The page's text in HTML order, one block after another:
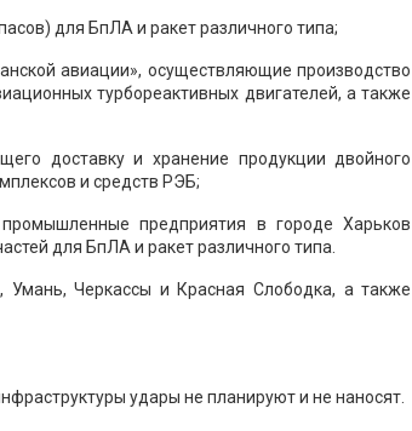
для БпЛА и ракет различного типа;
авиации», осуществляющие производство
турбореактивных двигателей, а также
доставку и хранение продукции двойного
и средств РЭБ;
предприятия в городе Харьков
для БпЛА и ракет различного типа.
Черкассы и Красная Слободка, а также
удары не планируют и не наносят.